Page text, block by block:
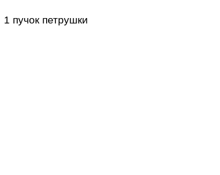
1 пучок петрушки